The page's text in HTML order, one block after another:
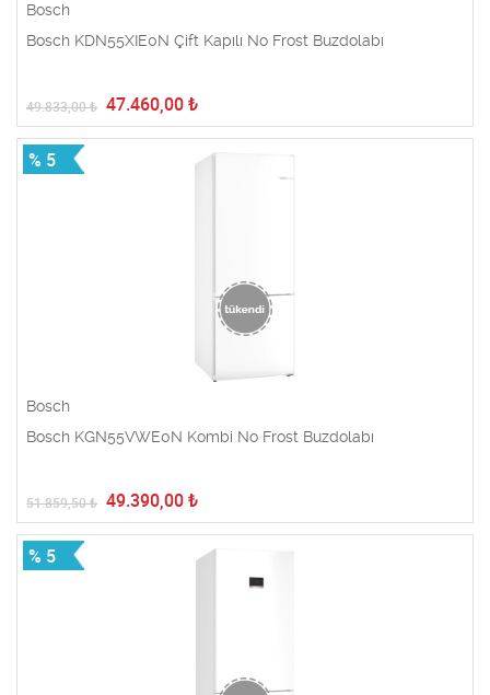
Bosch
Bosch KDN55XIE0N Çift Kapılı No Frost Buzdolabı
49.833,00₺ 47.460,00 ₺
% 5
Bosch
Bosch KGN55VWE0N Kombi No Frost Buzdolabı
51.859,50₺ 49.390,00 ₺
% 5